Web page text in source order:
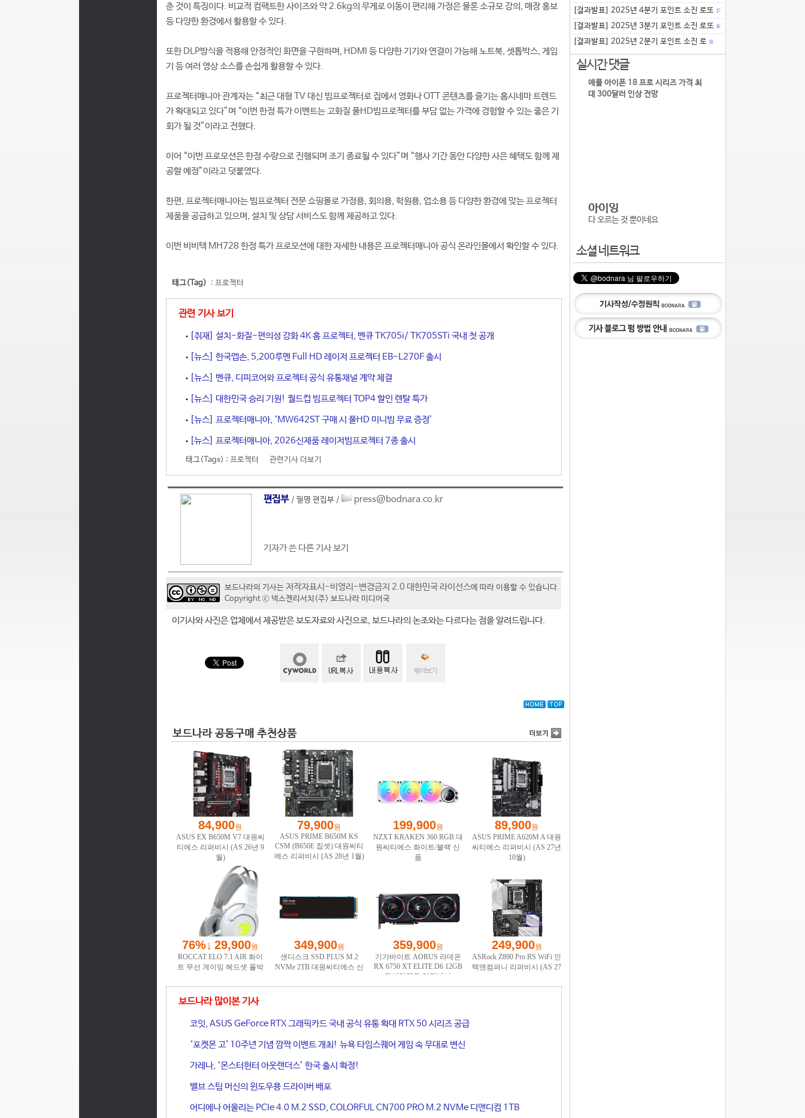
춘 것이 특징이다. 비교적 컴팩트한 사이즈와 약 2.6kg의 무게로 이동이 편리해 가정은 물론 소규모 강의, 매장 홍보
등 다양한 환경에서 활용할 수 있다.
또한 DLP방식을 적용해 안정적인 화면을 구현하며, HDMI 등 다양한 기기와 연결이 가능해 노트북, 셋톱박스, 게임
기 등 여러 영상 소스를 손쉽게 활용할 수 있다.
프로젝터매니아 관계자는 “최근 대형 TV 대신 빔프로젝터로 집에서 영화나 OTT 콘텐츠를 즐기는 홈시네마 트렌드
가 확대되고 있다”며 “이번 한정 특가 이벤트는 고화질 풀HD빔프로젝터를 부담 없는 가격에 경험할 수 있는 좋은 기
회가 될 것”이라고 전했다.
이어 “이번 프로모션은 한정 수량으로 진행되며 조기 종료될 수 있다”며 “행사 기간 동안 다양한 사은 혜택도 함께 제
공할 예정”이라고 덧붙였다.
한편, 프로젝터매니아는 빔프로젝터 전문 쇼핑몰로 가정용, 회의용, 학원용, 업소용 등 다양한 환경에 맞는 프로젝터
제품을 공급하고 있으며, 설치 및 상담 서비스도 함께 제공하고 있다.
이번 비비텍 MH728 한정 특가 프로모션에 대한 자세한 내용은 프로젝터매니아 공식 온라인몰에서 확인할 수 있다.
태그(Tag) : 프로젝터
관련 기사 보기
[취재] 설치-화질-편의성 강화 4K 홈 프로젝터, 벤큐 TK705i/ TK705STi 국내 첫 공개
[뉴스] 한국엡손, 5,200루멘 Full HD 레이저 프로젝터 EB-L270F 출시
[뉴스] 벤큐, 디피코어와 프로젝터 공식 유통채널 계약 체결
[뉴스] 대한민국 승리 기원! 월드컵 빔프로젝터 TOP4 할인 렌탈 특가
[뉴스] 프로젝터매니아, ‘MW642ST 구매 시 풀HD 미니빔 무료 증정’
[뉴스] 프로젝터매니아, 2026신제품 레이저빔프로젝터 7종 출시
태그(Tags) : 프로젝터 관련기사 더보기
편집부 / 필명 편집부 / press@bodnara.co.kr
기자가 쓴 다른 기사 보기
보드나라의 기사는 저작자표시-비영리-변경금지 2.0 대한민국 라이선스에 따라 이용할 수 있습니다.
Copyright ⓒ 넥스젠리서치(주) 보드나라 미디어국
이기사와 사진은 업체에서 제공받은 보도자료와 사진으로, 보드나라의 논조와는 다르다는 점을 알려드립니다.
보드나라 많이본 기사
코잇, ASUS GeForce RTX 그래픽카드 국내 공식 유통 확대 RTX 50 시리즈 공급
‘포켓몬 고' 10주년 기념 깜짝 이벤트 개최! 뉴욕 타임스퀘어 게임 속 무대로 변신
가레나, ‘몬스터헌터 아웃랜더스’ 한국 출시 확정!
밸브 스팀 머신의 윈도우용 드라이버 배포
어디에나 어울리는 PCIe 4.0 M.2 SSD, COLORFUL CN700 PRO M.2 NVMe 디앤디컴 1TB
[결과발표] 2025년 4분기 포인트 소진 로또 17
[결과발표] 2025년 3분기 포인트 소진 로또 16
[결과발표] 2025년 2분기 포인트 소진 로 18
실시간 댓글
애플 아이폰 18 프로 시리즈 가격 최
대 300달러 인상 전망
아이잉
다 오르는 것 뿐이네요
소셜 네트워크